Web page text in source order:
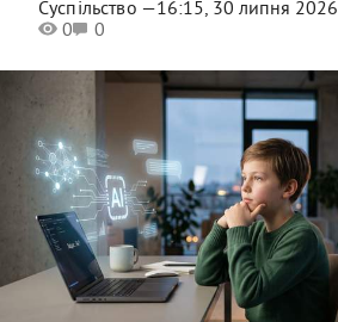
Суспільство —16:15, 30 липня 2026
0
0